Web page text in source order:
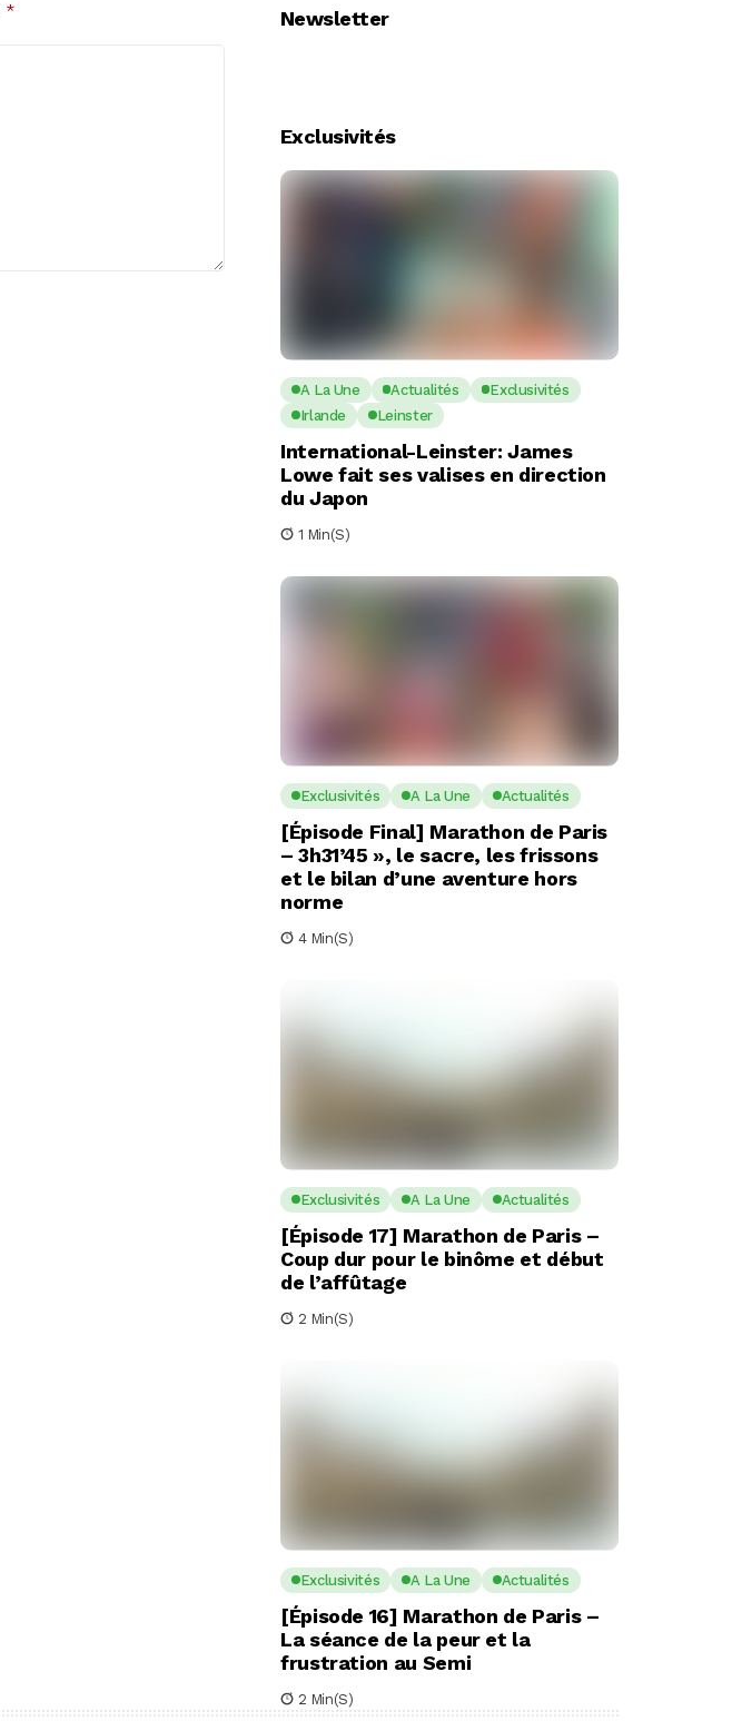
* Newsletter
Exclusivités
A La Une Actualités
Exclusivités
Irlande
Leinster
International-Leinster: James
Lowe fait ses valises en direction
du Japon
1 Min(s)
Exclusivités A La Une Actualités
[Épisode Final] Marathon de Paris
– 3h31’45 », le sacre, les frissons
et le bilan d’une aventure hors
norme
4 Min(s)
Exclusivités A La Une Actualités
[Épisode 17] Marathon de Paris –
Coup dur pour le binôme et début
de l’affûtage
2 Min(s)
Exclusivités A La Une Actualités
[Épisode 16] Marathon de Paris –
La séance de la peur et la
frustration au Semi
2 Min(s)